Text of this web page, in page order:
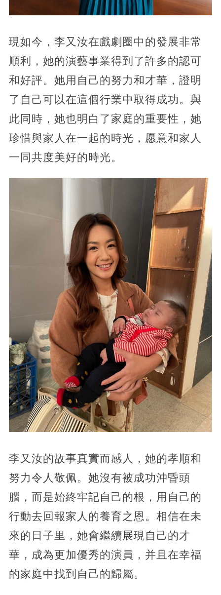
現如今，李又汝在戲劇圈中的發展非常
順利，她的演藝事業得到了許多的認可
和好評。她用自己的努力和才華，證明
了自己可以在這個行業中取得成功。與
此同時，她也明白了家庭的重要性，她
珍惜與家人在一起的時光，愿意和家人
一同共度美好的時光。
李又汝的故事真實而感人，她的孝順和
努力令人敬佩。她沒有被成功沖昏頭
腦，而是始終牢記自己的根，用自己的
行動去回報家人的養育之恩。相信在未
來的日子里，她會繼續展現自己的才
華，成為更加優秀的演員，并且在幸福
的家庭中找到自己的歸屬。